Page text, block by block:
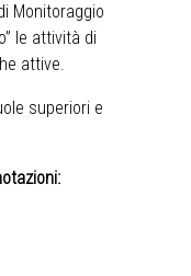
Monitoraggio
le attività di
attive.
superiori e